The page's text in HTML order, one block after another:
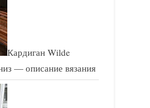
Кардиган Wilde
— описание вязания